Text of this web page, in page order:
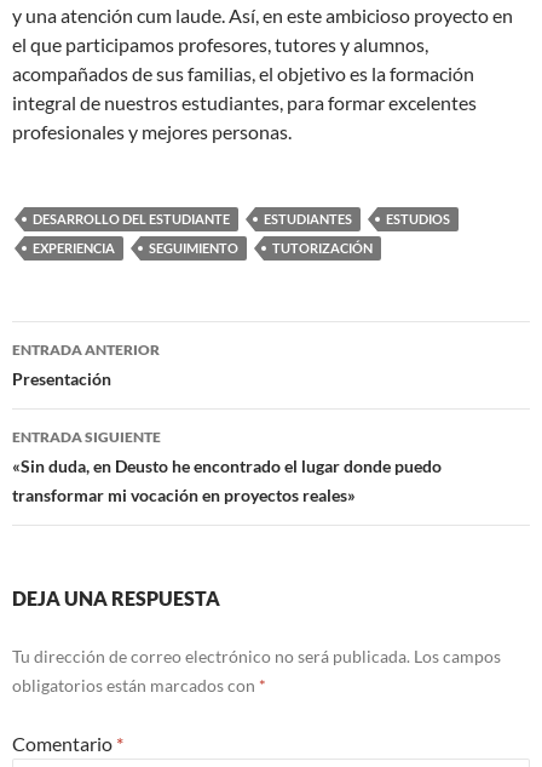
y una atención cum laude. Así, en este ambicioso proyecto en
el que participamos profesores, tutores y alumnos,
acompañados de sus familias, el objetivo es la formación
integral de nuestros estudiantes, para formar excelentes
profesionales y mejores personas.
DESARROLLO DEL ESTUDIANTE ESTUDIANTES
ESTUDIOS
EXPERIENCIA
SEGUIMIENTO TUTORIZACIÓN
Navegación
de
entradas
ENTRADA ANTERIOR
Presentación
ENTRADA SIGUIENTE
«Sin duda, en Deusto he encontrado el lugar donde puedo
transformar mi vocación en proyectos reales»
DEJA UNA RESPUESTA
Tu dirección de correo electrónico no será publicada. Los campos
obligatorios están marcados con *
Comentario *